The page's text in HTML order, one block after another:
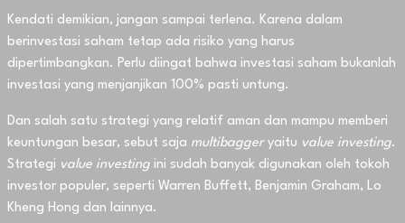
Kendati demikian, jangan sampai terlena. Karena dalam
berinvestasi saham tetap ada risiko yang harus
dipertimbangkan. Perlu diingat bahwa investasi saham bukanlah
investasi yang menjanjikan 100% pasti untung.
Dan salah satu strategi yang relatif aman dan mampu memberi
keuntungan besar, sebut saja multibagger yaitu value investing.
Strategi value investing ini sudah banyak digunakan oleh tokoh
investor populer, seperti Warren Buffett, Benjamin Graham, Lo
Kheng Hong dan lainnya.